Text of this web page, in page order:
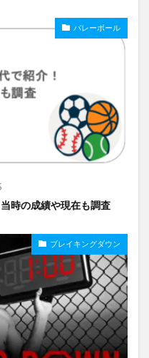
バレーボール
時の成績や現在も調査
ブレイキングダウン